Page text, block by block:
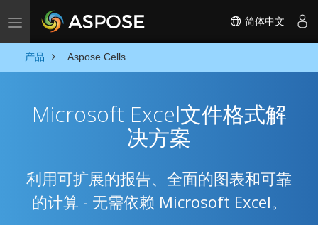
Toggle navigation 简体中文
产品 Aspose.Cells
Microsoft Excel文件格式解
决方案
利用可扩展的报告、全面的图表和可靠
的计算 - 无需依赖 Microsoft Excel。